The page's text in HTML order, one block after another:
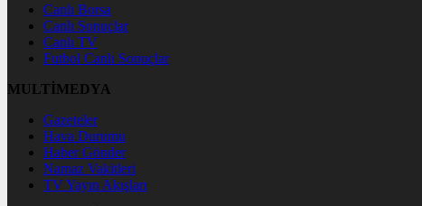
Canlı Borsa
Canlı Sonuçlar
Canlı TV
Futbol Canlı Sonuçlar
MULTİMEDYA
Gazeteler
Hava Durumu
Haber Gönder
Namaz Vakitleri
TV Yayın Akışları